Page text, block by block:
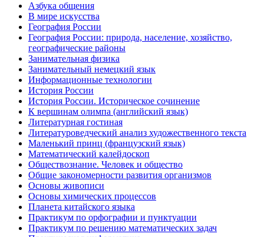
Азбука общения
В мире искусства
География России
География России: природа, население, хозяйство,
географические районы
Занимательная физика
Занимательный немецкий язык
Информационные технологии
История России
История России. Историческое сочинение
К вершинам олимпа (английский язык)
Литературная гостиная
Литературоведческий анализ художественного текста
Маленький принц (французский язык)
Математический калейдоскоп
Обществознание. Человек и общество
Общие закономерности развития организмов
Основы живописи
Основы химических процессов
Планета китайского языка
Практикум по орфографии и пунктуации
Практикум по решению математических задач